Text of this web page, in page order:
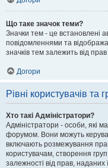
Що таке значок теми?
Значки тем - це встановлені
повідомленнями та
значків тем залежить від
Догори
Рівні користувачів та
Хто такі Адміністратори?
Адміністратори - особи, які
форумом. Вони можуть
включають розмежування
користувачам, створення
залежності від прав,